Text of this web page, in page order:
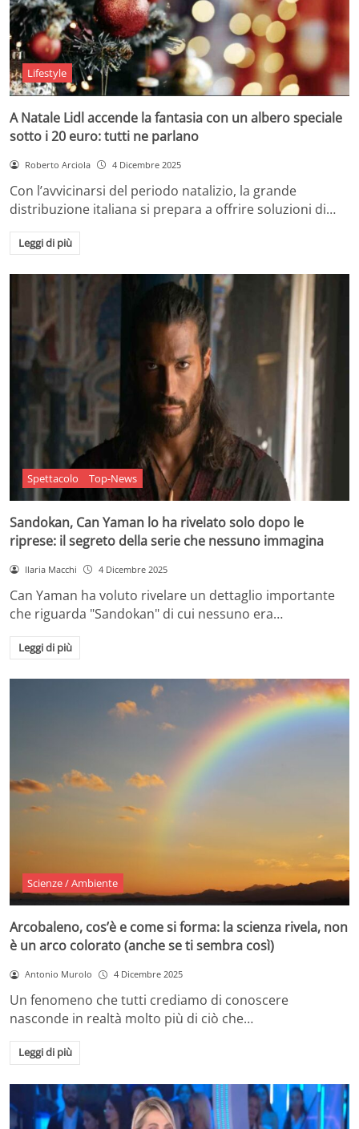
Lifestyle
A Natale Lidl accende la fantasia con un albero speciale
sotto i 20 euro: tutti ne parlano
Roberto Arciola 4 Dicembre 2025
Con l’avvicinarsi del periodo natalizio, la grande
distribuzione italiana si prepara a offrire soluzioni di…
Leggi di più
Spettacolo Top-News
Sandokan, Can Yaman lo ha rivelato solo dopo le
riprese: il segreto della serie che nessuno immagina
Ilaria Macchi 4 Dicembre 2025
Can Yaman ha voluto rivelare un dettaglio importante
che riguarda "Sandokan" di cui nessuno era…
Leggi di più
Scienze / Ambiente
Arcobaleno, cos’è e come si forma: la scienza rivela, non
è un arco colorato (anche se ti sembra così)
Antonio Murolo 4 Dicembre 2025
Un fenomeno che tutti crediamo di conoscere
nasconde in realtà molto più di ciò che…
Leggi di più